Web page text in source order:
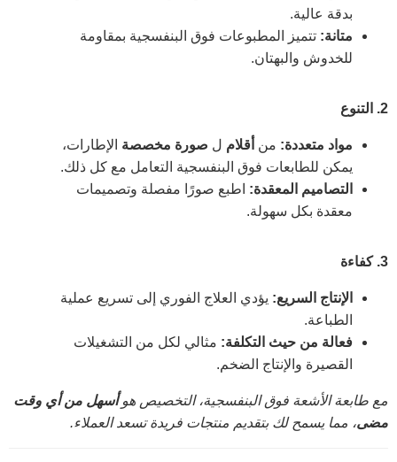
بدقة عالية.
متانة: تتميز المطبوعات فوق البنفسجية بمقاومة
للخدوش والبهتان.
2. التنوع
مواد متعددة: من أقلام ل صورة مخصصة الإطارات،
يمكن للطابعات فوق البنفسجية التعامل مع كل ذلك.
التصاميم المعقدة: اطبع صورًا مفصلة وتصميمات
معقدة بكل سهولة.
3. كفاءة
الإنتاج السريع: يؤدي العلاج الفوري إلى تسريع عملية
الطباعة.
فعالة من حيث التكلفة: مثالي لكل من التشغيلات
القصيرة والإنتاج الضخم.
مع طابعة الأشعة فوق البنفسجية، التخصيص هوأسهل من أي وقت
مضى، مما يسمح لك بتقديم منتجات فريدة تسعد العملاء.